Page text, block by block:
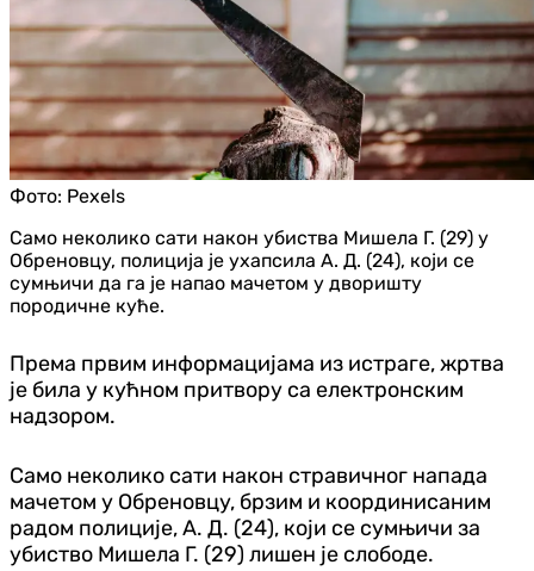
Фото: Pexels
Само неколико сати након убиства Мишела Г. (29) у
Обреновцу, полиција је ухапсила А. Д. (24), који се
сумњичи да га је напао мачетом у дворишту
породичне куће.
Према првим информацијама из истраге, жртва
је била у кућном притвору са електронским
надзором.
Само неколико сати након стравичног напада
мачетом у Обреновцу, брзим и координисаним
радом полиције, А. Д. (24), који се сумњичи за
убиство Мишела Г. (29) лишен је слободе.